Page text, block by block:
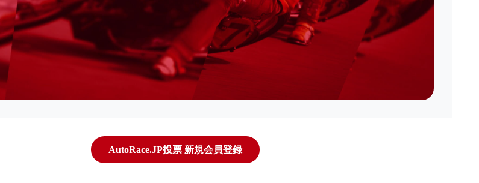
AutoRace.JP投票 新規会員登録